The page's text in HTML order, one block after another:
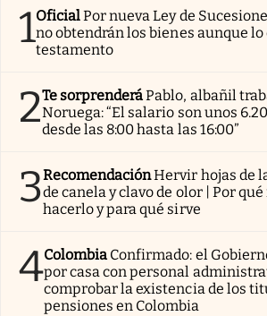
1OficialPor nueva Ley de
no obtendrán los bienes aunque
testamento
2Te sorprenderáPablo, albañil
Noruega: “El salario son unos
desde las 8:00 hasta las 16:00”
3RecomendaciónHervir hojas de
de canela y clavo de olor | Por
hacerlo y para qué sirve
4Colombia Confirmado: el
por casa con personal
comprobar la existencia de los
pensiones en Colombia